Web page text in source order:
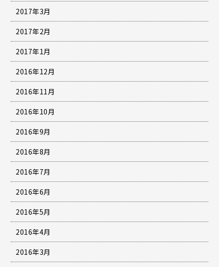
2017年3月
2017年2月
2017年1月
2016年12月
2016年11月
2016年10月
2016年9月
2016年8月
2016年7月
2016年6月
2016年5月
2016年4月
2016年3月